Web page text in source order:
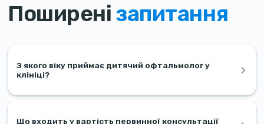
Поширені запитання
З якого віку приймає дитячий офтальмолог у
клініці?
Що входить у вартість первинної консультації